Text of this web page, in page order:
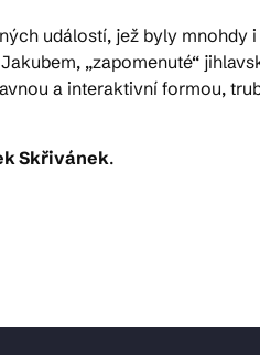
událostí, jež byly mnohdy
„zapomenuté“
a interaktivní formou,
Skřivánek.